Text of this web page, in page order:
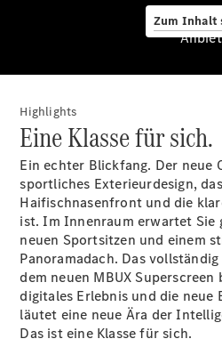
Zum Inhalt
Service &
Servicetermin
buchen
Digitale
Extras
Unterwegs
laden
Pannen- &
Unfallhilfe
Highlights
Eine Klasse für sich.
Ein echter Blickfang. Der neue
sportliches Exterieurdesign,
Haifischnasenfront und die
ist. Im Innenraum erwartet Sie
neuen Sportsitzen und einem
Panoramadach. Das
dem neuen MBUX Superscreen
digitales Erlebnis und die neue
läutet eine neue Ära der
Das ist eine Klasse für sich.